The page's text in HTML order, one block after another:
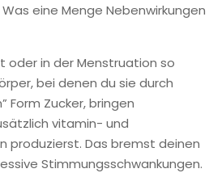
Was eine Menge Nebenwirkungen
oder in der Menstruation so
bei denen du sie durch
Form Zucker, bringen
vitamin- und
produzierst. Das bremst deinen
Stimmungsschwankungen.